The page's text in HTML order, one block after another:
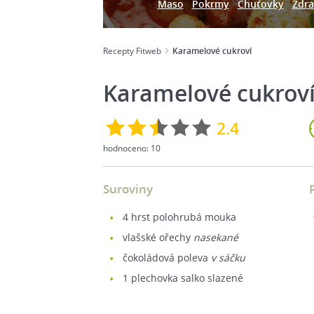
Maso Pokrmy Chuťovky
Recepty Fitweb Karamelové cukroví
Karamelové
2.4
hodnoceno: 10
Suroviny
4 hrst polohrubá mouka
vlašské ořechy nasekané
čokoládová poleva v sáčku
1 plechovka salko slazené